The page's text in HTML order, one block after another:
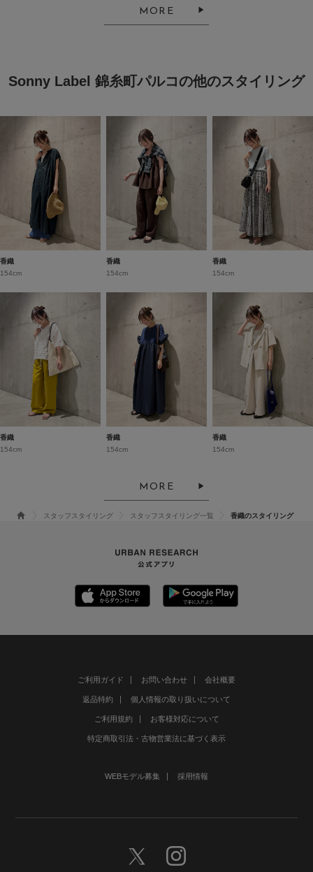
MORE
Sonny Label 錦糸町パルコの他のスタイリング
香織
154cm
香織
154cm
香織
154cm
香織
154cm
香織
154cm
香織
154cm
MORE
スタッフスタイリング スタッフスタイリング一覧 香織のスタイリング
ご利用ガイド お問い合わせ 会社概要
返品特約 個人情報の取り扱いについて
ご利用規約 お客様対応について
特定商取引法・古物営業法に基づく表示
WEBモデル募集 採用情報